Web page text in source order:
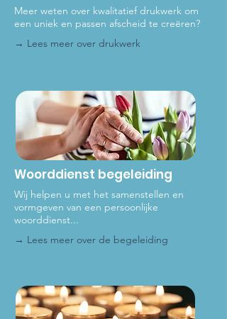
Meer weten over kwalitatief drukwerk om
een uniek en passen afscheid te creëren?
→ Lees meer over drukwerk
Woorddienst begeleiding
Wij helpen u met het samenstellen en
vormgeven van een persoonlijke
woorddienst...
→ Lees meer over de begeleiding